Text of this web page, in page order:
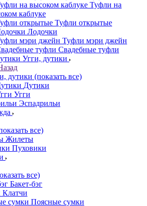
Туфли на
каблуке
Туфли открытые
Лодочки
Туфли мэри джейн
Свадебные туфли
Угги, дутики
дутики (показать все)
Дутики
Угги
Эспадрильи
все)
Жилеты
Пуховики
все)
Бакет-бэг
Клатчи
Поясные сумки